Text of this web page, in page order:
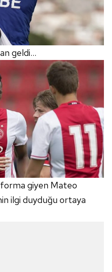
geldi...
forma giyen Mateo
ilgi duyduğu ortaya